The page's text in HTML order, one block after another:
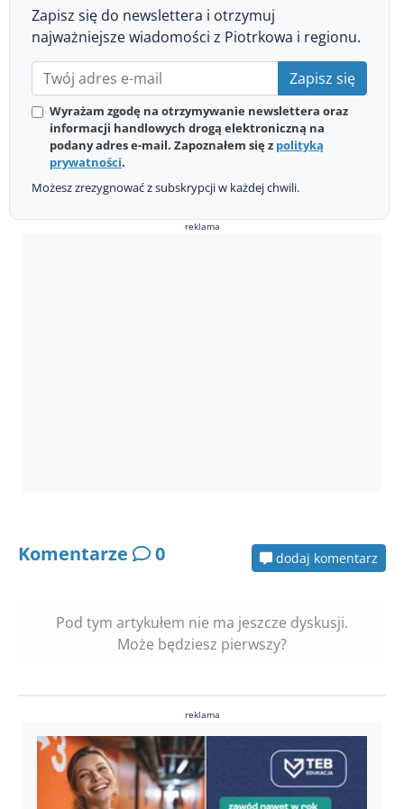
Zapisz się do newslettera i otrzymuj
najważniejsze wiadomości z Piotrkowa i regionu.
Zapisz się
Wyrażam zgodę na otrzymywanie newslettera oraz
informacji handlowych drogą elektroniczną na
podany adres e-mail. Zapoznałem się z polityką
prywatności.
Możesz zrezygnować z subskrypcji w każdej chwili.
reklama
Komentarze 0 dodaj komentarz
Pod tym artykułem nie ma jeszcze dyskusji.
Może będziesz pierwszy?
reklama